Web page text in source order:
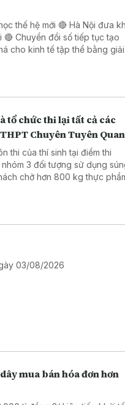
thế hệ mới 🔴 Hà Nội đưa
Chuyển đổi số tiếp tục tạo
tổ chức thi lại tất cả các
Chuyên Tuyên
thi của thí sinh tại điểm thi
03/08/2026
mua bán hóa đơn hơn